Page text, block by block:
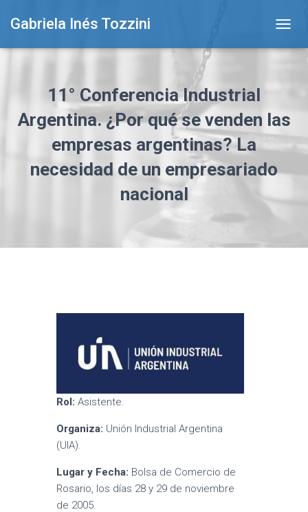
Gabriela Inés Tozzini
O
A
11° Conferencia Industrial
Argentina. ¿Por qué se venden las
empresas argentinas? La
necesidad de un empresariado
nacional
Rol: Asistente.
Organiza: Unión Industrial Argentina
(UIA).
Lugar y Fecha: Bolsa de Comercio de
Rosario, los días 28 y 29 de noviembre
de 2005.